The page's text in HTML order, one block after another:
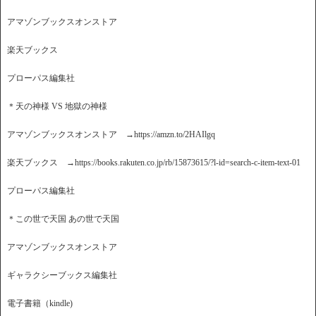
アマゾンブックスオンストア
楽天ブックス
プローパス編集社
＊天の神様 VS 地獄の神様
アマゾンブックスオンストア →https://amzn.to/2HAIlgq
楽天ブックス →https://books.rakuten.co.jp/rb/15873615/?l-id=search-c-item-text-01
プローパス編集社
＊この世で天国 あの世で天国
アマゾンブックスオンストア
ギャラクシーブックス編集社
電子書籍（kindle)